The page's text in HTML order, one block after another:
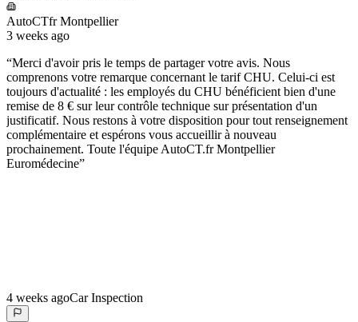
AutoCTfr Montpellier
3 weeks ago
“Merci d'avoir pris le temps de partager votre avis. Nous
comprenons votre remarque concernant le tarif CHU. Celui-ci est
toujours d'actualité : les employés du CHU bénéficient bien d'une
remise de 8 € sur leur contrôle technique sur présentation d'un
justificatif. Nous restons à votre disposition pour tout renseignement
complémentaire et espérons vous accueillir à nouveau
prochainement. Toute l'équipe AutoCT.fr Montpellier
Euromédecine”
4 weeks agoCar Inspection